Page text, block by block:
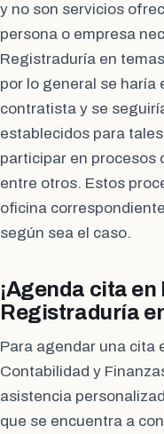
y no son servicios
persona o empresa
Registraduría en
por lo general se haría
contratista y se
establecidos para
participar en procesos
entre otros. Estos
oficina
según sea el caso.
¡Agenda cita
Registraduría
Para agendar una cita
Contabilidad y
asistencia
que se encuentra a